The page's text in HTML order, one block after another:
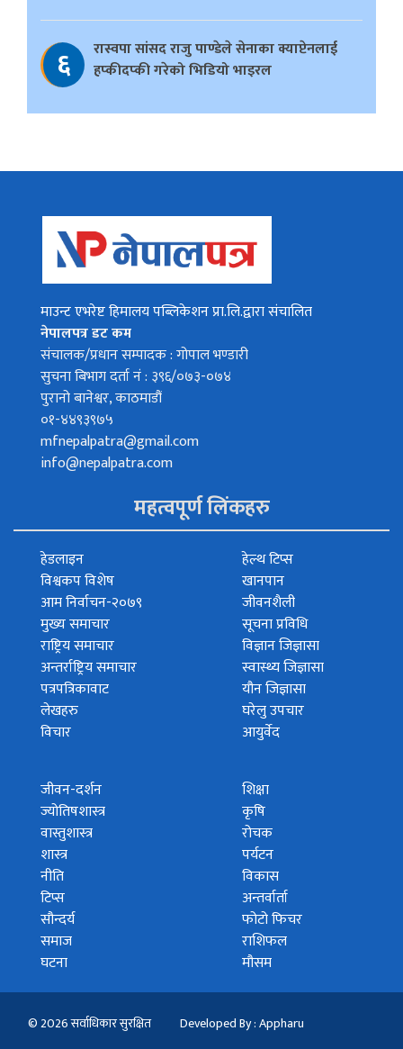
६
रास्वपा सांसद राजु पाण्डेले सेनाका क्याप्टेनलाई
हप्कीदप्की गरेको भिडियो भाइरल
माउन्ट एभरेष्ट हिमालय पब्लिकेशन प्रा.लि.द्वारा संचालित
नेपालपत्र डट कम
संचालक/प्रधान सम्पादक : गोपाल भण्डारी
सुचना बिभाग दर्ता नं : ३९६/०७३-०७४
पुरानो बानेश्वर, काठमाडौं
०१-४४९३९७५
mfnepalpatra@gmail.com
info@nepalpatra.com
महत्वपूर्ण लिंकहरु
हेडलाइन
विश्वकप विशेष
आम निर्वाचन-२०७९
मुख्य समाचार
राष्ट्रिय समाचार
अन्तर्राष्ट्रिय समाचार
पत्रपत्रिकावाट
लेखहरु
विचार
हेल्थ टिप्स
खानपान
जीवनशैली
सूचना प्रविधि
विज्ञान जिज्ञासा
स्वास्थ्य जिज्ञासा
यौन जिज्ञासा
घरेलु उपचार
आयुर्वेद
जीवन-दर्शन
ज्योतिषशास्त्र
वास्तुशास्त्र
शास्त्र
नीति
टिप्स
सौन्दर्य
समाज
घटना
शिक्षा
कृषि
रोचक
पर्यटन
विकास
अन्तर्वार्ता
फोटो फिचर
राशिफल
मौसम
© 2026 सर्वाधिकार सुरक्षित Developed By : Appharu